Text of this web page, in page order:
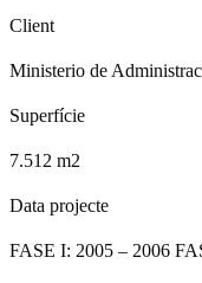
Client
Ministerio de
Superfície
7.512 m2
Data projecte
FASE I: 2005 – 2006